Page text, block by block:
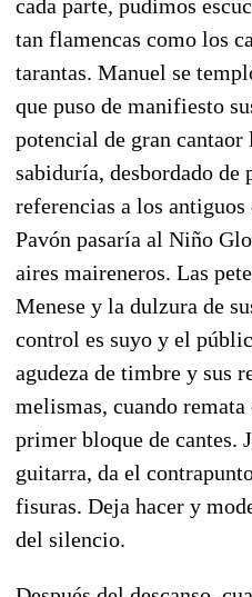
cada parte, pudimos
tan flamencas como los
tarantas. Manuel se
que puso de manifiesto
potencial de gran
sabiduría, desbordado de
referencias a los
Pavón pasaría al Niño
aires maireneros. Las
Menese y la dulzura de
control es suyo y el
agudeza de timbre y sus
melismas, cuando remata
primer bloque de cantes.
guitarra, da el
fisuras. Deja hacer y
del silencio.